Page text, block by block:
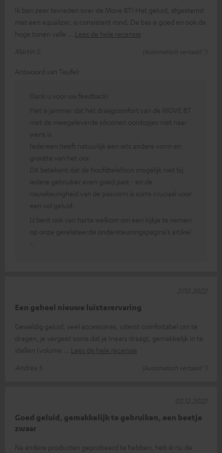
Ik ben zeer tevreden over de Move BT! Het geluid, afgestemd
met een equalizer, is consistent rond. De bas is goed en ook de
hoge tonen valle
Lees de hele recensie
Martin S.
(Automatisch vertaald *)
Antwoord van Teufel:
Dank u voor uw feedback!
Het is jammer dat het draagcomfort van de MOVE BT
met de meegeleverde siliconen oordopjes niet naar
wens is.
Iedereen heeft natuurlijk een iets andere vorm en
grootte van het oor.
Dit betekent dat de hoofdtelefoon mogelijk niet bij
iedere gebruiker even goed past - en de
nauwkeurigheid van de pasvorm is soms cruciaal voor
een vol geluid.
U bent ook van harte welkom om een kijkje te nemen
op onze gerelateerde ondersteuningspagina's artikel
-.
Een geheel nieuwe luisterervaring
Geweldig geluid, veel accessoires, uiterst comfortabel om te
dragen, je vergeet soms dat je Inears draagt, gemakkelijk in te
stellen (volume
Lees de hele recensie
Andrea S.
(Automatisch vertaald *)
27.12.2022
Goed geluid, gemakkelijk te gebruiken, een beetje
zwaar
Na andere producten geprobeerd te hebben, heb ik nu de
02.12.2022